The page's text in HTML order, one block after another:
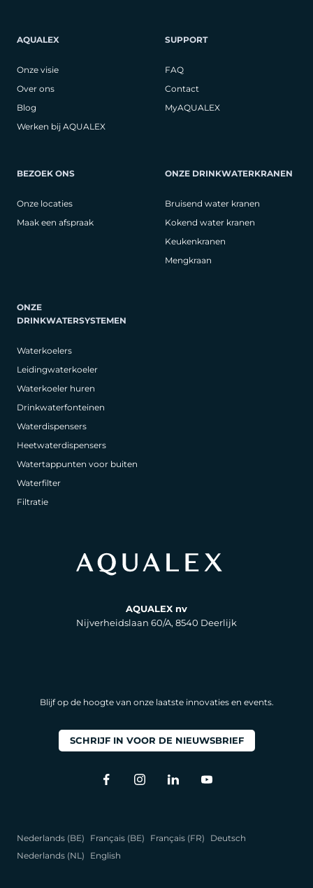
AQUALEX
Onze visie
Over ons
Blog
Werken bij AQUALEX
SUPPORT
FAQ
Contact
MyAQUALEX
BEZOEK ONS
Onze locaties
Maak een afspraak
ONZE DRINKWATERKRANEN
Bruisend water kranen
Kokend water kranen
Keukenkranen
Mengkraan
ONZE
DRINKWATERSYSTEMEN
Waterkoelers
Leidingwaterkoeler
Waterkoeler huren
Drinkwaterfonteinen
Waterdispensers
Heetwaterdispensers
Watertappunten voor buiten
Waterfilter
Filtratie
AQUALEX nv
Nijverheidslaan 60/A, 8540 Deerlijk
Blijf op de hoogte van onze laatste innovaties en events.
SCHRIJF IN VOOR DE NIEUWSBRIEF
Nederlands (BE) Français (BE) Français (FR)
Deutsch
Nederlands (NL)
English